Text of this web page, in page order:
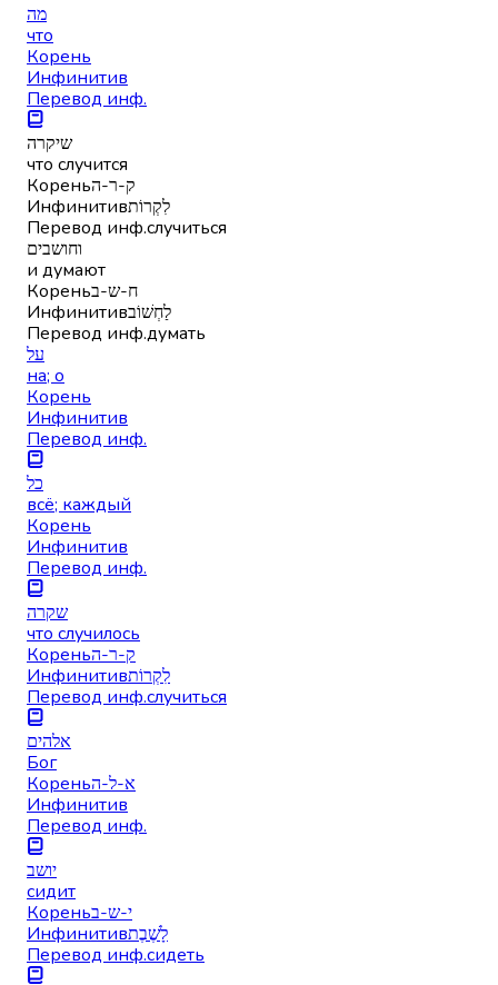
מה
что
Корень
Инфинитив
Перевод инф.
שיקרה
что случится
Кореньק-ר-ה
Инфинитивלִקְרוֹת
Перевод инф.случиться
וחושבים
и думают
Кореньח-ש-ב
Инфинитивלַחְשׁוֹב
Перевод инф.думать
על
на; о
Корень
Инфинитив
Перевод инф.
כל
всё; каждый
Корень
Инфинитив
Перевод инф.
שקרה
что случилось
Кореньק-ר-ה
Инфинитивלִקְרוֹת
Перевод инф.случиться
אלהים
Бог
Кореньא-ל-ה
Инфинитив
Перевод инф.
יושב
сидит
Кореньי-ש-ב
Инфинитивלָשֶׁבֶת
Перевод инф.сидеть